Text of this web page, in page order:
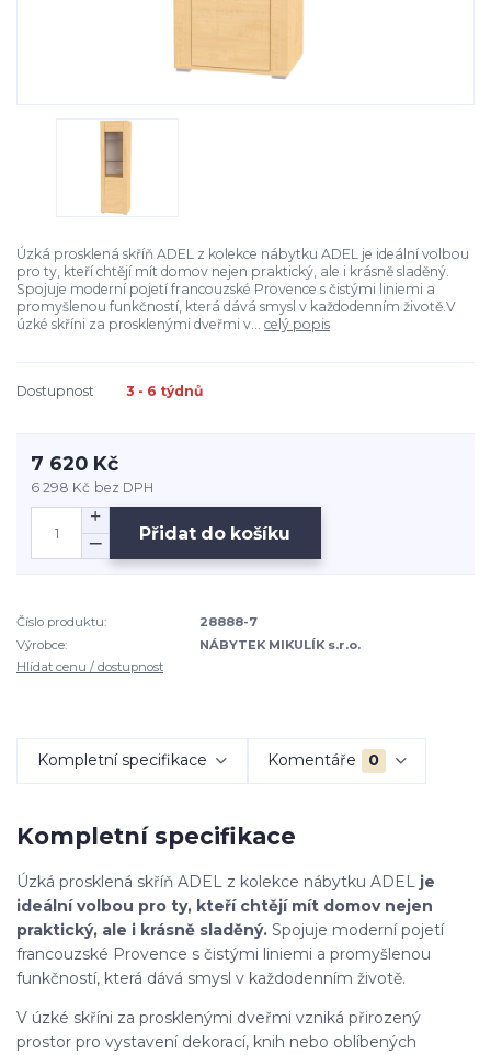
Úzká prosklená skříň ADEL z kolekce nábytku ADEL je ideální volbou
pro ty, kteří chtějí mít domov nejen praktický, ale i krásně sladěný.
Spojuje moderní pojetí francouzské Provence s čistými liniemi a
promyšlenou funkčností, která dává smysl v každodenním životě.V
úzké skříni za prosklenými dveřmi v... celý popis
Dostupnost 3 - 6 týdnů
7 620 Kč
6 298 Kč bez DPH
Přidat do košíku
Číslo produktu:
28888-7
Výrobce:
NÁBYTEK MIKULÍK s.r.o.
Hlídat cenu / dostupnost
Kompletní specifikace Komentáře 0
Kompletní specifikace
Úzká prosklená skříň ADEL z kolekce nábytku ADEL je
ideální volbou pro ty, kteří chtějí mít domov nejen
praktický, ale i krásně sladěný. Spojuje moderní pojetí
francouzské Provence s čistými liniemi a promyšlenou
funkčností, která dává smysl v každodenním životě.
V úzké skříni za prosklenými dveřmi vzniká přirozený
prostor pro vystavení dekorací, knih nebo oblíbených